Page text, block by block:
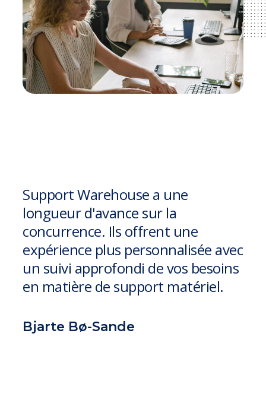
Support Warehouse a une
longueur d'avance sur la
concurrence. Ils offrent une
expérience plus personnalisée avec
un suivi approfondi de vos besoins
en matière de support matériel.
Bjarte Bø-Sande